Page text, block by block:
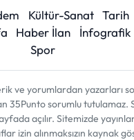
Kültür-Sanat Tarih
Haber İlan İnfografik
Spor
ve yorumlardan yazarları
35Punto sorumlu tutulamaz.
açılır. Sitemizde
izin alınmaksızın kaynak